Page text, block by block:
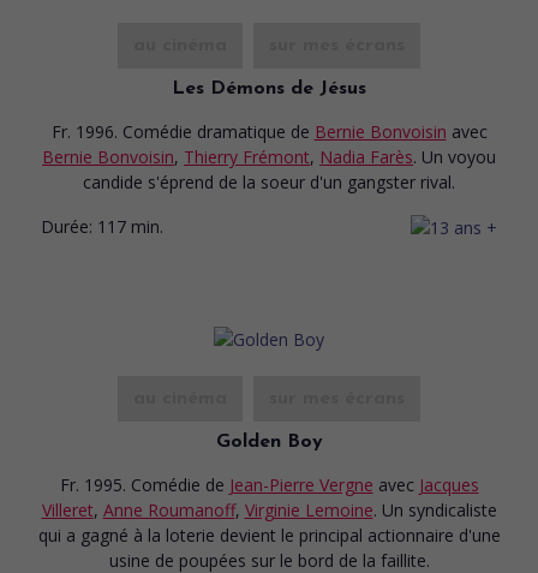
Les Démons de Jésus
Fr. 1996. Comédie dramatique de Bernie Bonvoisin avec
Bernie Bonvoisin, Thierry Frémont, Nadia Farès. Un voyou
candide s'éprend de la soeur d'un gangster rival.
Durée: 117 min.
Golden Boy
Fr. 1995. Comédie de Jean-Pierre Vergne avec Jacques
Villeret, Anne Roumanoff, Virginie Lemoine. Un syndicaliste
qui a gagné à la loterie devient le principal actionnaire d'une
usine de poupées sur le bord de la faillite.